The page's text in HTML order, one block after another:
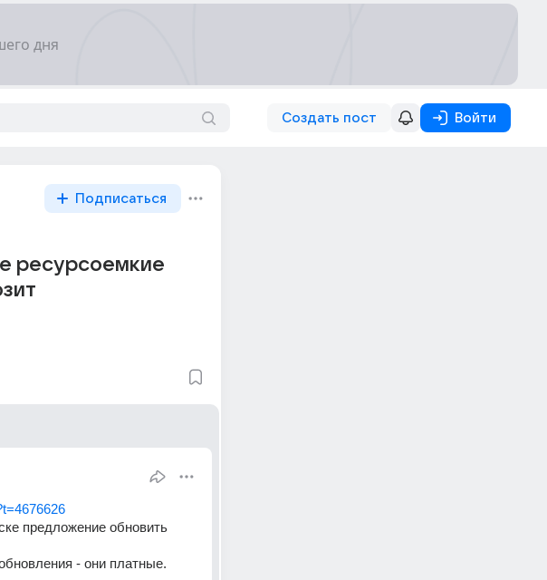
Создать пост Войти
Подписаться
ресурсоемкие
предложение обновить
- они платные.